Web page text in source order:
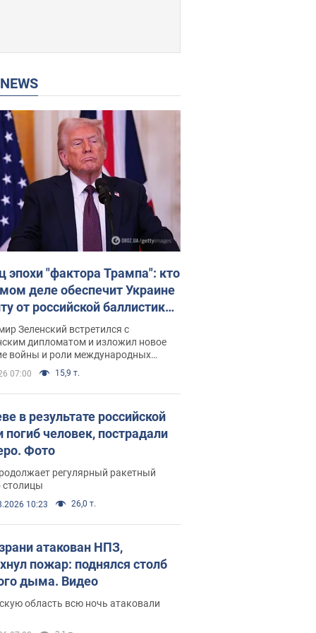
NEWS
эпохи "фактора Трампа": кто
деле обеспечит Украине
от российской баллистики.
с Безсмертным
Зеленский встретился с
дипломатом и изложил новое
войны и роли международных
в борьбе с Россией
07:00 15,9 т.
в результате российской
погиб человек, пострадали
Фото
регулярный ракетный
столицы
10:23 26,0 т.
атакован НПЗ,
пожар: поднялся столб
дыма. Видео
область всю ночь атаковали